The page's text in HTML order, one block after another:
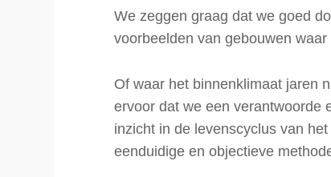
We zeggen graag dat we goed
voorbeelden van gebouwen
Of waar het binnenklimaat jaren
ervoor dat we een verantwoorde
inzicht in de levenscyclus van
eenduidige en objectieve